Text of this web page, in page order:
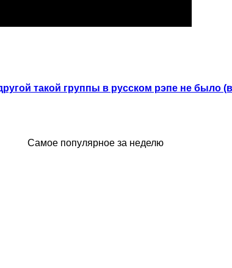
такой группы в русском рэпе не было
Самое популярное за неделю